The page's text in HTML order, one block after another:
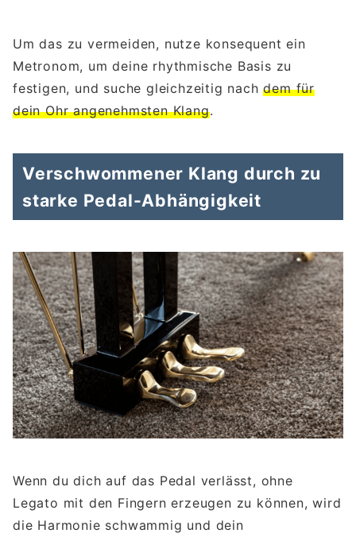
Um das zu vermeiden, nutze konsequent ein
Metronom, um deine rhythmische Basis zu
festigen, und suche gleichzeitig nachdem für
dein Ohr angenehmsten Klang.
Verschwommener Klang durch zu
starke Pedal-Abhängigkeit
Wenn du dich auf das Pedal verlässt, ohne
Legato mit den Fingern erzeugen zu können, wird
die Harmonie schwammig und dein